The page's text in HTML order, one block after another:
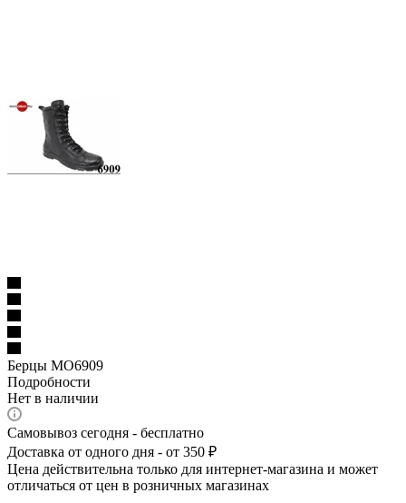
Берцы МО6909
Подробности
Нет в наличии
Самовывоз сегодня - бесплатно
Доставка от одного дня - от 350 ₽
Цена действительна только для интернет-магазина и может
отличаться от цен в розничных магазинах